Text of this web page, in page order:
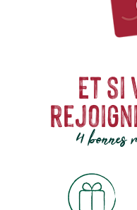
Et si
4